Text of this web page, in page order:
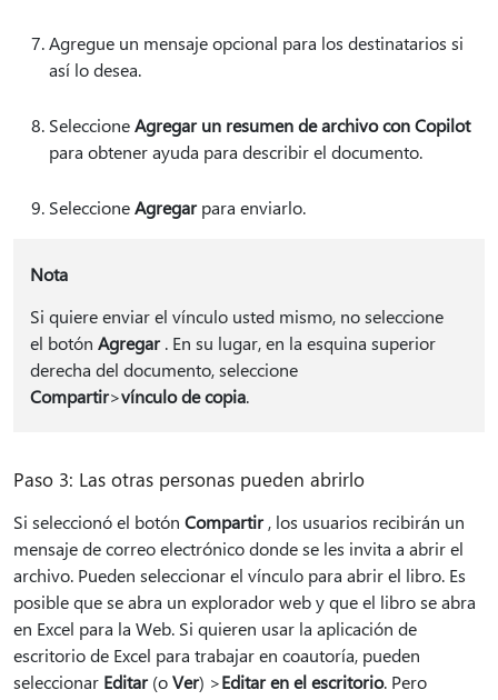
Agregue un mensaje opcional para los destinatarios si
así lo desea.
SeleccioneAgregar un resumen de archivo con Copilot
para obtener ayuda para describir el documento.
SeleccioneAgregarpara enviarlo.
Nota
Si quiere enviar el vínculo usted mismo, no seleccione
el botón Agregar. En su lugar, en la esquina superior
derecha del documento, seleccione
Compartir>vínculo de copia.
Paso 3: Las otras personas pueden abrirlo
Si seleccionó el botón Compartir, los usuarios recibirán un
mensaje de correo electrónico donde se les invita a abrir el
archivo. Pueden seleccionar el vínculo para abrir el libro. Es
posible que se abra un explorador web y que el libro se abra
en Excel para la Web. Si quieren usar la aplicación de
escritorio de Excel para trabajar en coautoría, pueden
seleccionar Editar(oVer) >Editar en el escritorio. Pero